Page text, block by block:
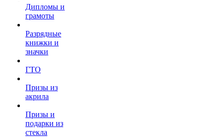
Дипломы и
грамоты
Разрядные
книжки и
значки
ГТО
Призы из
акрила
Призы и
подарки из
стекла